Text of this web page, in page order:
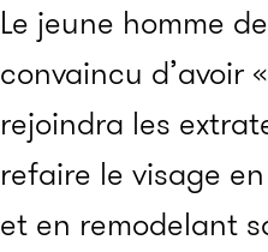
Le jeune homme
convaincu d’avoir «
rejoindra les
refaire le visage
et en remodelant